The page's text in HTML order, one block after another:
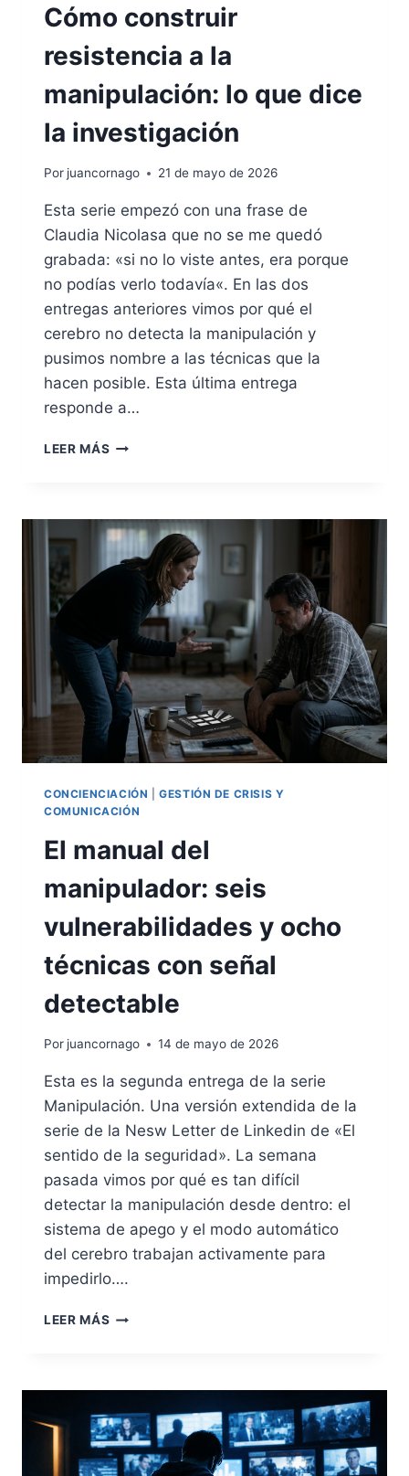
Cómo construir
resistencia a la
manipulación: lo que dice
la investigación
Por juancornago 21 de mayo de 2026
Esta serie empezó con una frase de
Claudia Nicolasa que no se me quedó
grabada: «si no lo viste antes, era porque
no podías verlo todavía«. En las dos
entregas anteriores vimos por qué el
cerebro no detecta la manipulación y
pusimos nombre a las técnicas que la
hacen posible. Esta última entrega
responde a…
LEER MÁS CÓMO
LA
MANIPULACIÓN:
LO
DICE
INVESTIGACIÓN
CONCIENCIACIÓN |GESTIÓN DE CRISIS Y
COMUNICACIÓN
El manual del
manipulador: seis
vulnerabilidades y ocho
técnicas con señal
detectable
Por juancornago 14 de mayo de 2026
Esta es la segunda entrega de la serie
Manipulación. Una versión extendida de la
serie de la Nesw Letter de Linkedin de «El
sentido de la seguridad». La semana
pasada vimos por qué es tan difícil
detectar la manipulación desde dentro: el
sistema de apego y el modo automático
del cerebro trabajan activamente para
impedirlo….
LEER MÁS EL
SEIS
VULNERABILIDADES
Y
OCHO
TÉCNICAS